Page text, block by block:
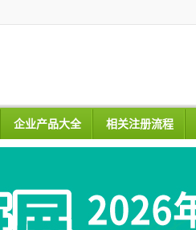
企业产品大全 相关注册流程